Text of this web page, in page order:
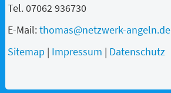
Tel. 07062 936730
E-Mail:thomas@netzwerk-angeln.de
Sitemap | Impressum | Datenschutz